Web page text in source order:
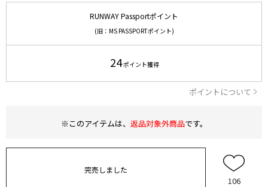
RUNWAY Passportポイント
(旧：MS PASSPORTポイント)
24ポイント獲得
ポイントについて
※このアイテムは、 返品対象外商品です。
完売しました
106